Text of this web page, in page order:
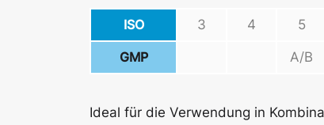
ISO 3 4 5
GMP A/B
Ideal für die Verwendung in